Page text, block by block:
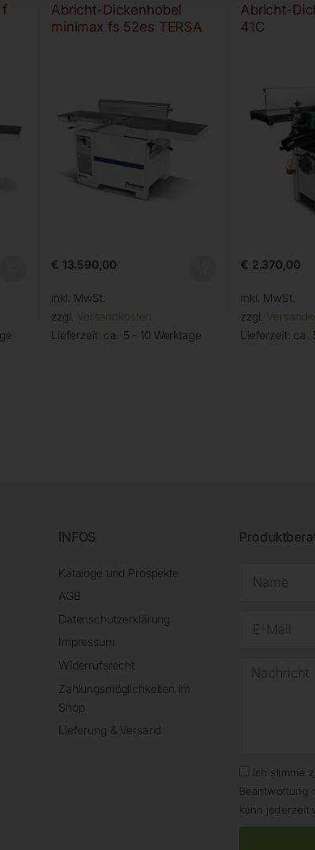
f
Abricht-Dickenhobel
minimax fs 52es TERSA
€ 13.590,00
inkl. MwSt.
zzgl. Versandkosten
Lieferzeit: ca. 5 - 10 Werktage
Abricht-
41C
€ 2.370,00
inkl. MwSt.
zzgl.
Lieferzeit: ca.
INFOS
Kataloge und Prospekte
AGB
Datenschutzerklärung
Impressum
Widerrufsrecht
Zahlungsmöglichkeiten im
Shop
Lieferung & Versand
Ich stimme
Beantwortung
kann jederzeit